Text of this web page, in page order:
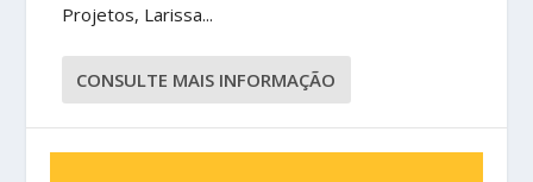
Projetos, Larissa...
CONSULTE MAIS INFORMAÇÃO